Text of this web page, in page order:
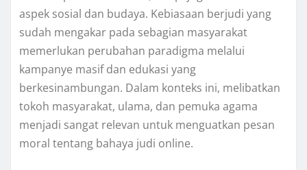
aspek sosial dan budaya. Kebiasaan berjudi yang
sudah mengakar pada sebagian masyarakat
memerlukan perubahan paradigma melalui
kampanye masif dan edukasi yang
berkesinambungan. Dalam konteks ini, melibatkan
tokoh masyarakat, ulama, dan pemuka agama
menjadi sangat relevan untuk menguatkan pesan
moral tentang bahaya judi online.